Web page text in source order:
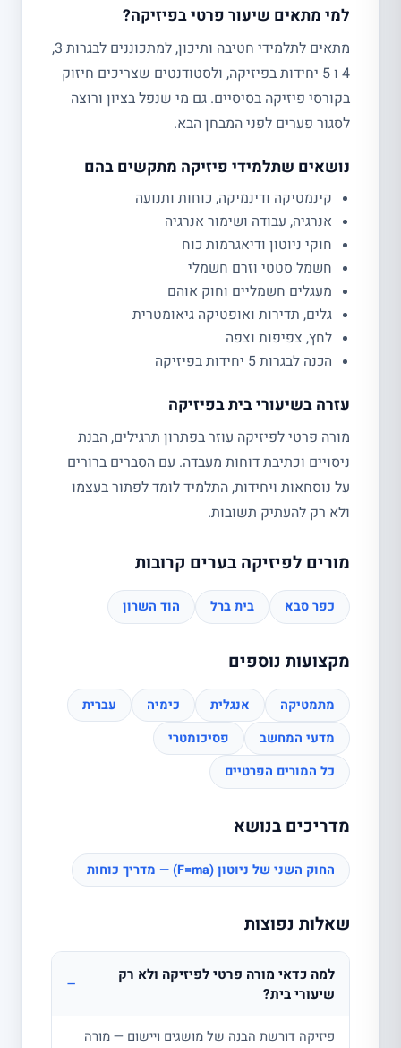
למי מתאים שיעור פרטי בפיזיקה?
מתאים לתלמידי חטיבה ותיכון, למתכוננים לבגרות 3,
4 ו 5 יחידות בפיזיקה, ולסטודנטים שצריכים חיזוק
בקורסי פיזיקה בסיסיים. גם מי שנפל בציון ורוצה
לסגור פערים לפני המבחן הבא.
נושאים שתלמידי פיזיקה מתקשים בהם
קינמטיקה ודינמיקה, כוחות ותנועה
אנרגיה, עבודה ושימור אנרגיה
חוקי ניוטון ודיאגרמות כוח
חשמל סטטי וזרם חשמלי
מעגלים חשמליים וחוק אוהם
גלים, תדירות ואופטיקה גיאומטרית
לחץ, צפיפות וצפה
הכנה לבגרות 5 יחידות בפיזיקה
עזרה בשיעורי בית בפיזיקה
מורה פרטי לפיזיקה עוזר בפתרון תרגילים, הבנת
ניסויים וכתיבת דוחות מעבדה. עם הסברים ברורים
על נוסחאות ויחידות, התלמיד לומד לפתור בעצמו
ולא רק להעתיק תשובות.
מורים לפיזיקה בערים קרובות
כפר סבא בית ברל הוד השרון
מקצועות נוספים
מתמטיקה אנגלית כימיה
עברית
מדעי המחשב
פסיכומטרי
כל המורים הפרטיים
מדריכים בנושא
החוק השני של ניוטון (F=ma) — מדריך כוחות
שאלות נפוצות
למה כדאי מורה פרטי לפיזיקה ולא רק
שיעורי בית?
−
פיזיקה דורשת הבנה של מושגים ויישום — מורה